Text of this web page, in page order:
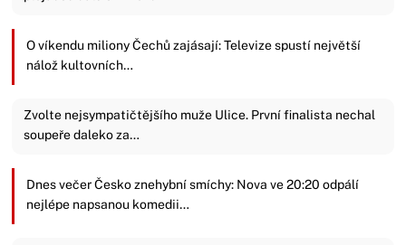
O víkendu miliony Čechů zajásají: Televize spustí největší
nálož kultovních…
Zvolte nejsympatičtějšího muže Ulice. První finalista nechal
soupeře daleko za…
Dnes večer Česko znehybní smíchy: Nova ve 20:20 odpálí
nejlépe napsanou komedii…